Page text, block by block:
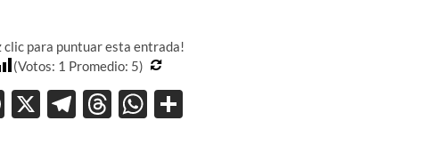
clic para puntuar esta entrada!
(Votos: 1 Promedio: 5)
F
X T T W